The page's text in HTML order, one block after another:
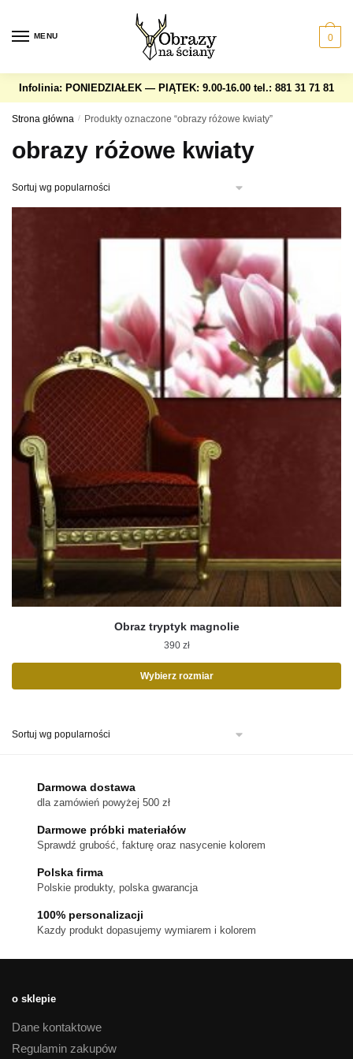
navigation
content
MENU 0
Infolinia: PONIEDZIAŁEK — PIĄTEK: 9.00-16.00 tel.: 881 31 71 81
Strona główna / Produkty oznaczone “obrazy różowe kwiaty”
obrazy różowe kwiaty
Obraz tryptyk magnolie
390 zł
Wybierz rozmiar
wybrać
na
produktu
Darmowa dostawa
dla zamówień powyżej 500 zł
Darmowe próbki materiałów
Sprawdź grubość, fakturę oraz nasycenie kolorem
Polska firma
Polskie produkty, polska gwarancja
100% personalizacji
Kazdy produkt dopasujemy wymiarem i kolorem
o sklepie
Dane kontaktowe
Regulamin zakupów